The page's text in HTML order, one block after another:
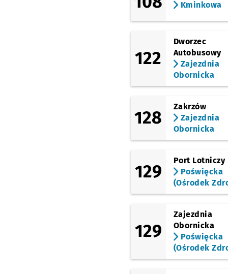
Dworzec Główny
(Świdnicka)
Arkady (Capitol)
(Świdnicka)
Renoma
Świdnicka
(Kazimierza Wielkiego)
Rynek
(Chrobrego)
Paulińska Przystanek
(pl. Powstańców
(Trzebnicka)
Trzebnicka
(Żmigrodzka)
Broniewskiego
Kminkowa
122
Dworzec
Autobusowy
Zajezdnia
Obornicka
128
Zakrzów
Zajezdnia
Obornicka
129
Port Lotniczy
Poświęcka
(Ośrodek
129
Zajezdnia
Obornicka
Poświęcka
(Ośrodek